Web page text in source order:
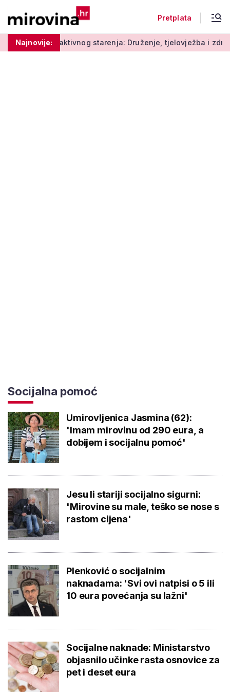
Pretplata
Najnovije:aktivnog starenja: Druženje, tjelovježba i zdrava
Socijalna pomoć
Umirovljenica Jasmina (62):
'Imam mirovinu od 290 eura, a
dobijem i socijalnu pomoć'
Jesu li stariji socijalno sigurni:
'Mirovine su male, teško se nose s
rastom cijena'
Plenković o socijalnim
naknadama: 'Svi ovi natpisi o 5 ili
10 eura povećanja su lažni'
Socijalne naknade: Ministarstvo
objasnilo učinke rasta osnovice za
pet i deset eura